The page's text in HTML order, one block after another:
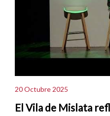
20 Octubre 2025
El Vila de Mislata